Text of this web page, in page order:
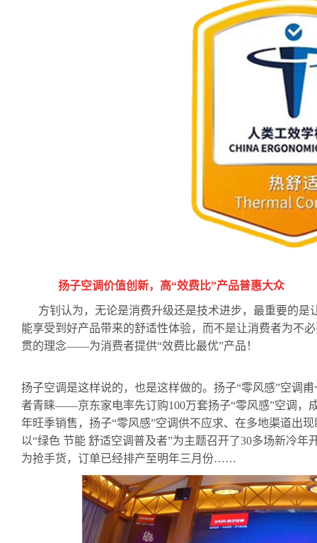
扬子空调价值创新，高“效费比”产品普惠大众
方钊认为，无论是消费升级还是技术进步，最重要的
能享受到好产品带来的舒适性体验，而不是让消费者为不
贯的理念——为消费者提供“效费比最优”产品！
扬子空调是这样说的，也是这样做的。扬子“零风感”空调
者青睐——京东家电率先订购100万套扬子“零风感”空调，
年旺季销售，扬子“零风感”空调供不应求、在多地渠道出
以“绿色 节能 舒适空调普及者”为主题召开了30多场新冷年
为抢手货，订单已经排产至明年三月份……